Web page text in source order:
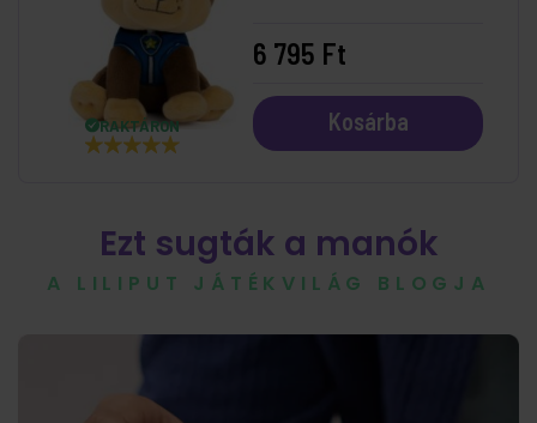
RAKTÁRON
6 795 Ft
Kosárba
Ezt sugták a manók
A LILIPUT JÁTÉKVILÁG BLOGJA